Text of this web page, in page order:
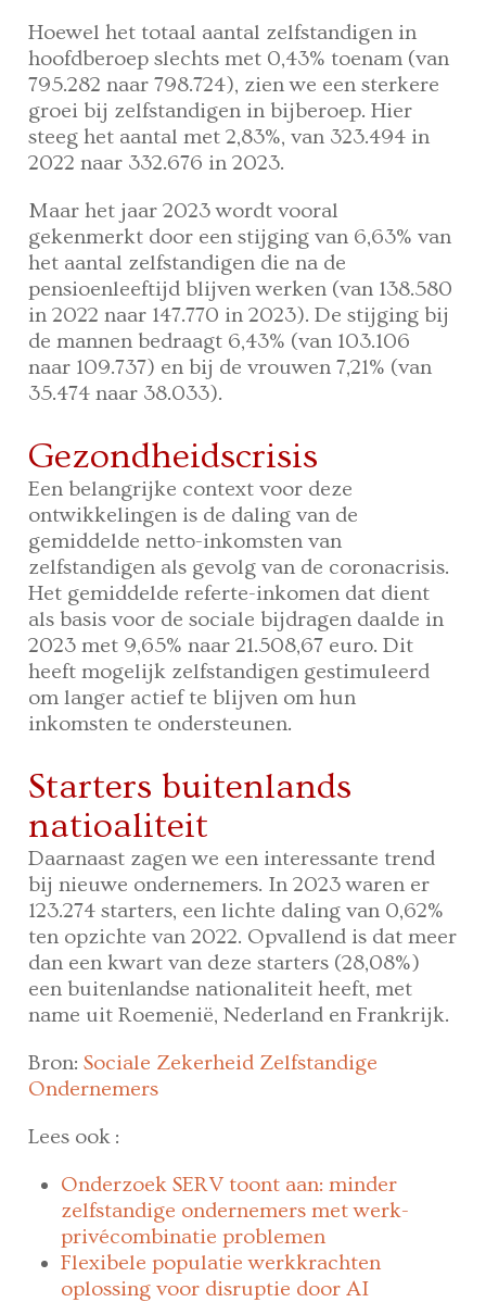
Hoewel het totaal aantal zelfstandigen in
hoofdberoep slechts met 0,43% toenam (van
795.282 naar 798.724), zien we een sterkere
groei bij zelfstandigen in bijberoep. Hier
steeg het aantal met 2,83%, van 323.494 in
2022 naar 332.676 in 2023.
Maar het jaar 2023 wordt vooral
gekenmerkt door een stijging van 6,63% van
het aantal zelfstandigen die na de
pensioenleeftijd blijven werken (van 138.580
in 2022 naar 147.770 in 2023). De stijging bij
de mannen bedraagt 6,43% (van 103.106
naar 109.737) en bij de vrouwen 7,21% (van
35.474 naar 38.033).
Gezondheidscrisis
Een belangrijke context voor deze
ontwikkelingen is de daling van de
gemiddelde netto-inkomsten van
zelfstandigen als gevolg van de coronacrisis.
Het gemiddelde referte-inkomen dat dient
als basis voor de sociale bijdragen daalde in
2023 met 9,65% naar 21.508,67 euro. Dit
heeft mogelijk zelfstandigen gestimuleerd
om langer actief te blijven om hun
inkomsten te ondersteunen.
Starters buitenlands
natioaliteit
Daarnaast zagen we een interessante trend
bij nieuwe ondernemers. In 2023 waren er
123.274 starters, een lichte daling van 0,62%
ten opzichte van 2022. Opvallend is dat meer
dan een kwart van deze starters (28,08%)
een buitenlandse nationaliteit heeft, met
name uit Roemenië, Nederland en Frankrijk.
Bron:Sociale Zekerheid Zelfstandige
Ondernemers
Lees ook :
Onderzoek SERV toont aan: minder
zelfstandige ondernemers met werk-
privécombinatie problemen
Flexibele populatie werkkrachten
oplossing voor disruptie door AI